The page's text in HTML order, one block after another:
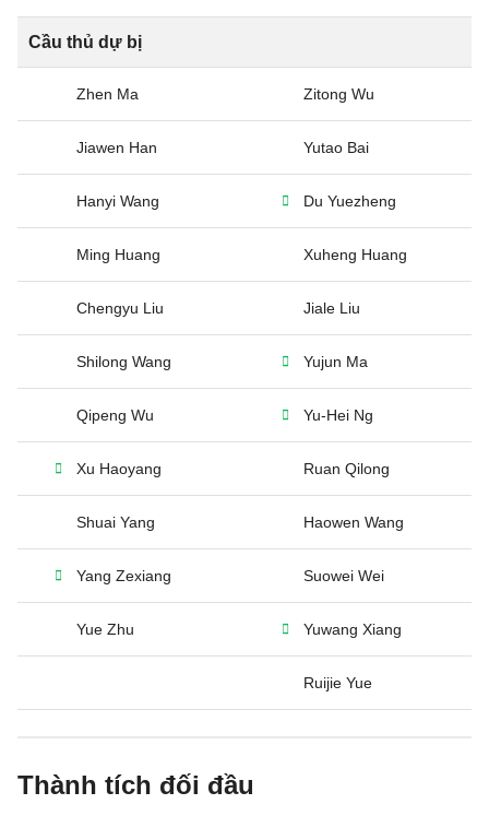
Cầu thủ dự bị
Zhen Ma Zitong Wu
Jiawen Han Yutao Bai
Hanyi Wang Du Yuezheng
Ming Huang Xuheng Huang
Chengyu Liu Jiale Liu
Shilong Wang Yujun Ma
Qipeng Wu Yu-Hei Ng
Xu Haoyang Ruan Qilong
Shuai Yang Haowen Wang
Yang Zexiang Suowei Wei
Yue Zhu Yuwang Xiang
Ruijie Yue
Thành tích đối đầu